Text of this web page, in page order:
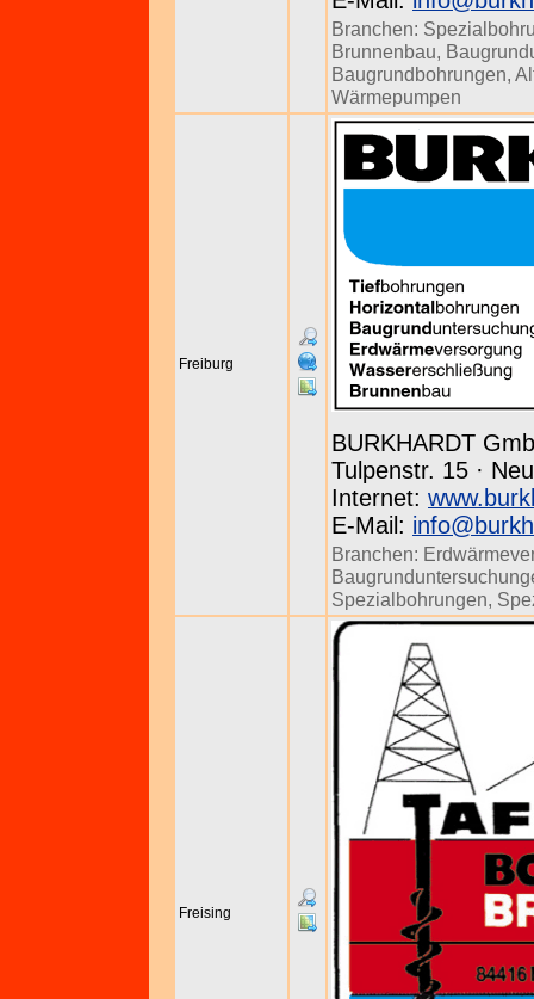
Branchen:
Brunnenbau,
Baugrundbohrungen,
Wärmepumpen
Freiburg
BURKHARDT
Tulpenstr. 15 ·
Internet:
E-Mail:
Branchen:
Spezialbohrungen,
Freising